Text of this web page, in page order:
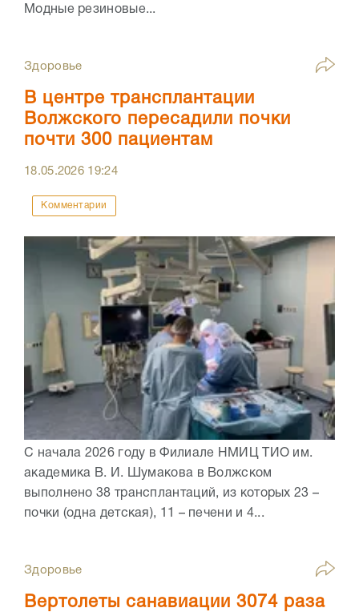
Модные резиновые...
Здоровье
В центре трансплантации
Волжского пересадили почки
почти 300 пациентам
18.05.2026 19:24
Комментарии
С начала 2026 году в Филиале НМИЦ ТИО им.
академика В. И. Шумакова в Волжском
выполнено 38 трансплантаций, из которых 23 –
почки (одна детская), 11 – печени и 4...
Здоровье
Вертолеты санавиации 3074 раза